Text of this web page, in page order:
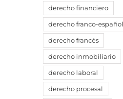
derecho financiero
derecho franco-español
derecho francés
derecho inmobiliario
derecho laboral
derecho procesal